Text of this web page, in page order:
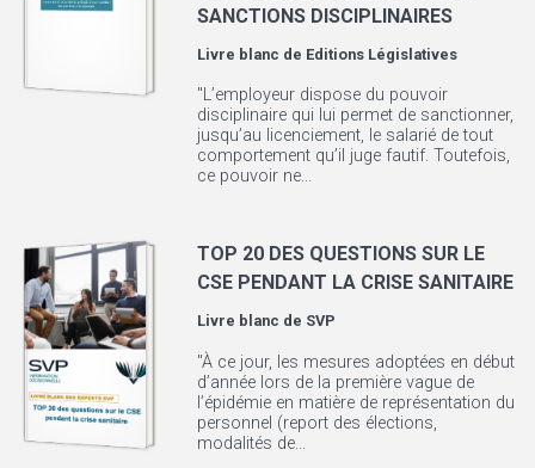
SANCTIONS DISCIPLINAIRES
Livre blanc de Editions Législatives
"L’employeur dispose du pouvoir
disciplinaire qui lui permet de sanctionner,
jusqu’au licenciement, le salarié de tout
comportement qu’il juge fautif. Toutefois,
ce pouvoir ne...
TOP 20 DES QUESTIONS SUR LE
CSE PENDANT LA CRISE SANITAIRE
Livre blanc de SVP
"À ce jour, les mesures adoptées en début
d’année lors de la première vague de
l’épidémie en matière de représentation du
personnel (report des élections,
modalités de...